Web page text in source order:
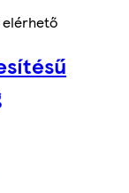
elérhető